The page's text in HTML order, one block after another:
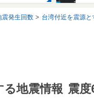
震発生回数 台湾付近を震源
る地震情報 震